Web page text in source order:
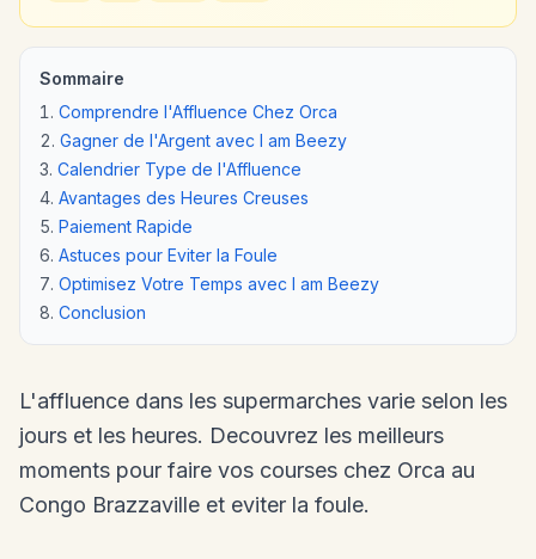
Sommaire
Comprendre l'Affluence Chez Orca
Gagner de l'Argent avec I am Beezy
Calendrier Type de l'Affluence
Avantages des Heures Creuses
Paiement Rapide
Astuces pour Eviter la Foule
Optimisez Votre Temps avec I am Beezy
Conclusion
L'affluence dans les supermarches varie selon les
jours et les heures. Decouvrez les meilleurs
moments pour faire vos courses chez Orca au
Congo Brazzaville et eviter la foule.